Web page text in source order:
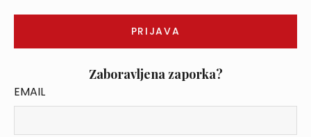
Zaboravljena zaporka?
EMAIL